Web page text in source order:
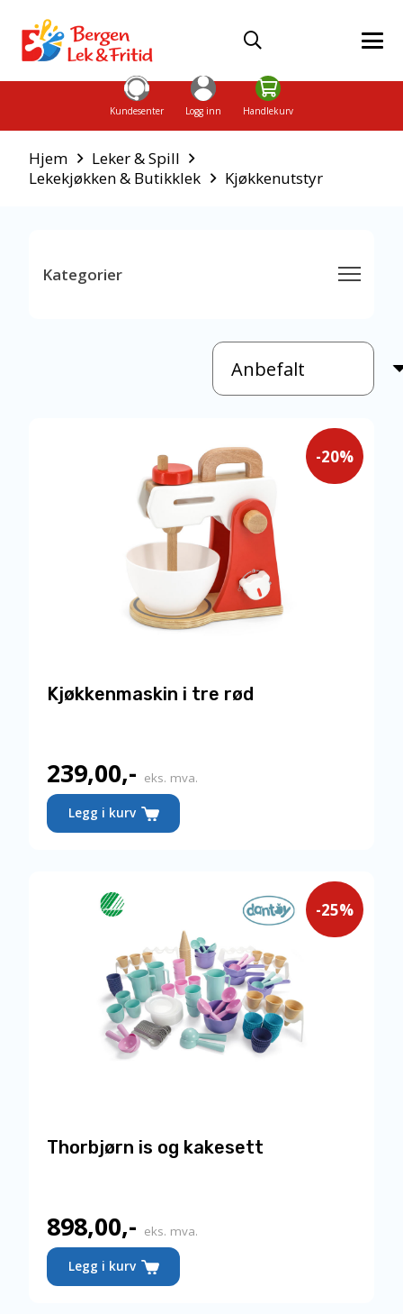
Kundesenter Logg inn Handlekurv
Hjem
Leker & Spill
Lekekjøkken & Butikklek
Kjøkkenutstyr
Kategorier
-20%
Kjøkkenmaskin i tre rød
239,00,-
Nåværende
pris
er:
eks. mva.
Legg i kurv
-25%
Thorbjørn is og kakesett
898,00,-
Nåværende
pris
er:
eks. mva.
Legg i kurv